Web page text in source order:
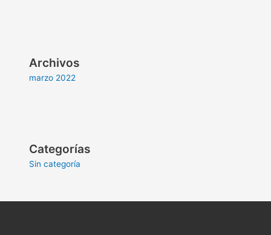
Archivos
marzo 2022
Categorías
Sin categoría